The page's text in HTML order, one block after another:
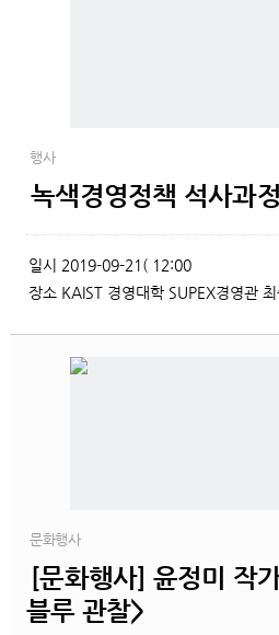
행사
녹색경영정책 석사과
일시 2019-09-21( 12:00
장소 KAIST 경영대학 SUPEX경영관
문화행사
[문화행사] 윤정미 작
블루 관찰>